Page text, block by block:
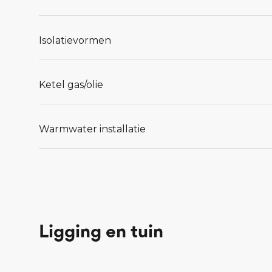
Isolatievormen
Ketel gas/olie
Warmwater installatie
Ligging en tuin